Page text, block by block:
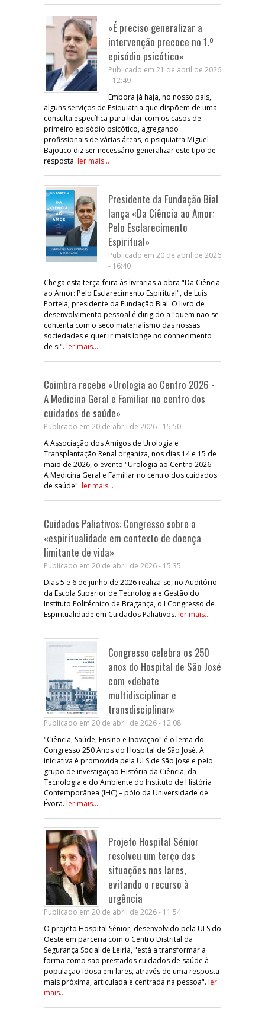
«É preciso generalizar a
intervenção precoce no 1.º
episódio psicótico»
Publicado em 21 de abril de 2026
- 12:49
Embora já haja, no nosso país,
alguns serviços de Psiquiatria que dispõem de uma
consulta específica para lidar com os casos de
primeiro episódio psicótico, agregando
profissionais de várias áreas, o psiquiatra Miguel
Bajouco diz ser necessário generalizar este tipo de
resposta. ler mais...
Presidente da Fundação Bial
lança «Da Ciência ao Amor:
Pelo Esclarecimento
Espiritual»
Publicado em 20 de abril de 2026
- 16:40
Chega esta terça-feira às livrarias a obra "Da Ciência
ao Amor: Pelo Esclarecimento Espiritual", de Luís
Portela, presidente da Fundação Bial. O livro de
desenvolvimento pessoal é dirigido a "quem não se
contenta com o seco materialismo das nossas
sociedades e quer ir mais longe no conhecimento
de si". ler mais...
Coimbra recebe «Urologia ao Centro 2026 -
A Medicina Geral e Familiar no centro dos
cuidados de saúde»
Publicado em 20 de abril de 2026 - 15:50
A Associação dos Amigos de Urologia e
Transplantação Renal organiza, nos dias 14 e 15 de
maio de 2026, o evento "Urologia ao Centro 2026 -
A Medicina Geral e Familiar no centro dos cuidados
de saúde". ler mais...
Cuidados Paliativos: Congresso sobre a
«espiritualidade em contexto de doença
limitante de vida»
Publicado em 20 de abril de 2026 - 15:35
Dias 5 e 6 de junho de 2026 realiza-se, no Auditório
da Escola Superior de Tecnologia e Gestão do
Instituto Politécnico de Bragança, o I Congresso de
Espiritualidade em Cuidados Paliativos. ler mais...
Congresso celebra os 250
anos do Hospital de São José
com «debate
multidisciplinar e
transdisciplinar»
Publicado em 20 de abril de 2026 - 12:08
"Ciência, Saúde, Ensino e Inovação" é o lema do
Congresso 250 Anos do Hospital de São José. A
iniciativa é promovida pela ULS de São José e pelo
grupo de investigação História da Ciência, da
Tecnologia e do Ambiente do Instituto de História
Contemporânea (IHC) – pólo da Universidade de
Évora. ler mais...
Projeto Hospital Sénior
resolveu um terço das
situações nos lares,
evitando o recurso à
urgência
Publicado em 20 de abril de 2026 - 11:54
O projeto Hospital Sénior, desenvolvido pela ULS do
Oeste em parceria com o Centro Distrital da
Segurança Social de Leiria, "está a transformar a
forma como são prestados cuidados de saúde à
população idosa em lares, através de uma resposta
mais próxima, articulada e centrada na pessoa". ler
mais...